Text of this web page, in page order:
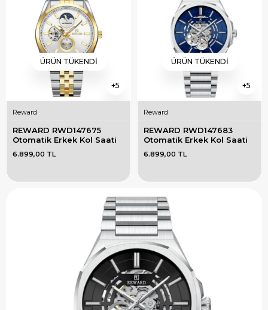
5
ÜRÜN TÜKENDI
Reward
REWARD RWD147675
Otomatik Erkek Kol Saati
6.899,00 TL
5
ÜRÜN TÜKENDI
Reward
REWARD RWD147683
Otomatik Erkek Kol Saati
6.899,00 TL